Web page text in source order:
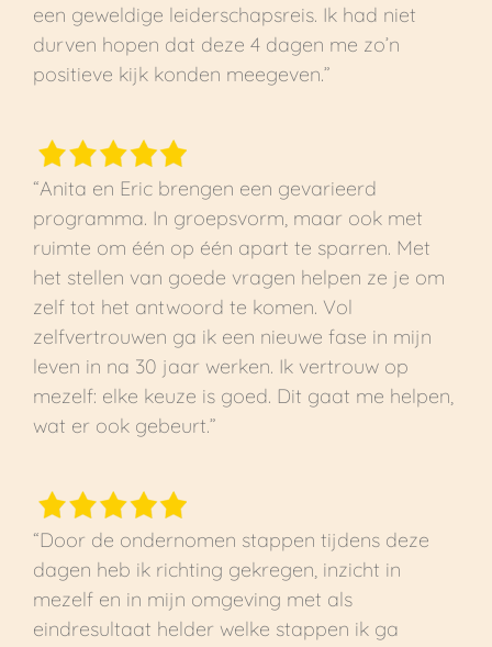
een geweldige leiderschapsreis. Ik had niet
durven hopen dat deze 4 dagen me zo’n
positieve kijk konden meegeven.”
“Anita en Eric brengen een gevarieerd
programma. In groepsvorm, maar ook met
ruimte om één op één apart te sparren. Met
het stellen van goede vragen helpen ze je om
zelf tot het antwoord te komen. Vol
zelfvertrouwen ga ik een nieuwe fase in mijn
leven in na 30 jaar werken. Ik vertrouw op
mezelf: elke keuze is goed. Dit gaat me helpen,
wat er ook gebeurt.”
“Door de ondernomen stappen tijdens deze
dagen heb ik richting gekregen, inzicht in
mezelf en in mijn omgeving met als
eindresultaat helder welke stappen ik ga